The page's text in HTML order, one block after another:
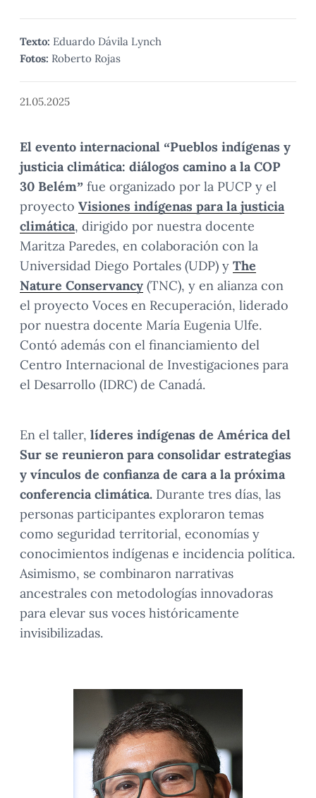
Texto: Eduardo Dávila Lynch
Fotos: Roberto Rojas
21.05.2025
El evento internacional “Pueblos indígenas y
justicia climática: diálogos camino a la COP
30 Belém” fue organizado por la PUCP y el
proyecto Visiones indígenas para la justicia
climática, dirigido por nuestra docente
Maritza Paredes, en colaboración con la
Universidad Diego Portales (UDP) y The
Nature Conservancy (TNC), y en alianza con
el proyecto Voces en Recuperación, liderado
por nuestra docente María Eugenia Ulfe.
Contó además con el financiamiento del
Centro Internacional de Investigaciones para
el Desarrollo (IDRC) de Canadá.
En el taller, líderes indígenas de América del
Sur se reunieron para consolidar estrategias
y vínculos de confianza de cara a la próxima
conferencia climática. Durante tres días, las
personas participantes exploraron temas
como seguridad territorial, economías y
conocimientos indígenas e incidencia política.
Asimismo, se combinaron narrativas
ancestrales con metodologías innovadoras
para elevar sus voces históricamente
invisibilizadas.